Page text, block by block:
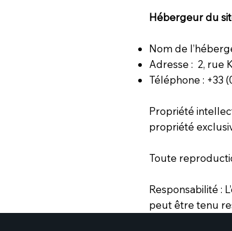
Hébergeur du
Nom de
Adresse : 2, rue
Téléphone : +33
Propriété
propriété
Toute
Responsabilité :
peut être tenu